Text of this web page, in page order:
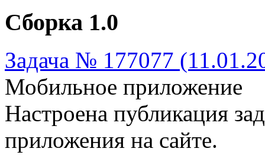
Сборка 1.0
Задача № 177077
Мобильное приложение
Настроена публикация
приложения на сайте.